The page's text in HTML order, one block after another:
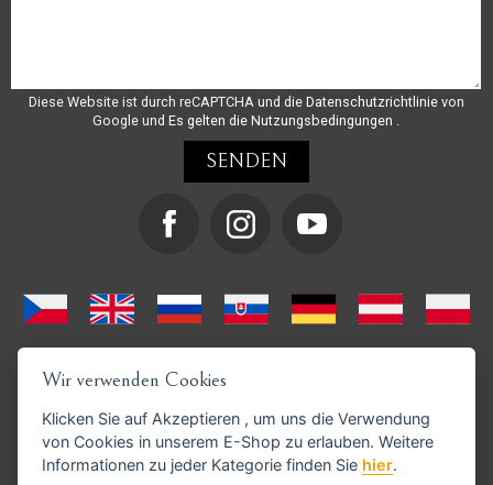
Diese Website ist durch reCAPTCHA und die Datenschutzrichtlinie von
Google und Es gelten die Nutzungsbedingungen .
GoPay-Zahlungen möglich
Wir verwenden Cookies
Klicken Sie auf Akzeptieren , um uns die Verwendung
von Cookies in unserem E-Shop zu erlauben. Weitere
Informationen zu jeder Kategorie finden Sie hier.